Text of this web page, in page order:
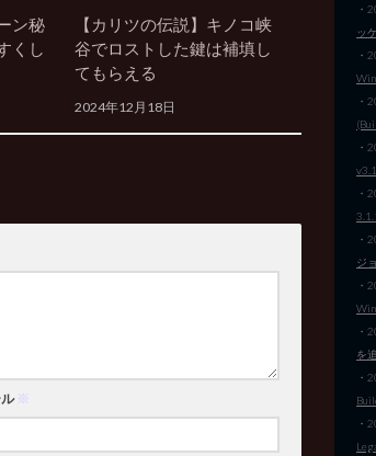
ン秘
くし
【カリツの伝説】キノコ峡
谷でロストした鍵は補填し
てもらえる
2024年12月18日
※
・
ッ
・
・
・
・
・
ジ
・
・
を
・
・